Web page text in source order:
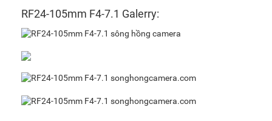
RF24-105mm F4-7.1 Galerry: